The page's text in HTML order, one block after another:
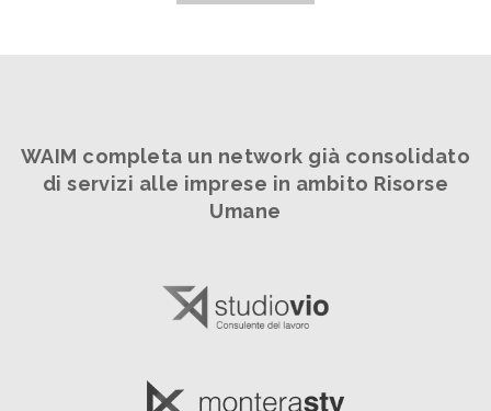
WAIM completa un network già consolidato
di servizi alle imprese in ambito Risorse
Umane